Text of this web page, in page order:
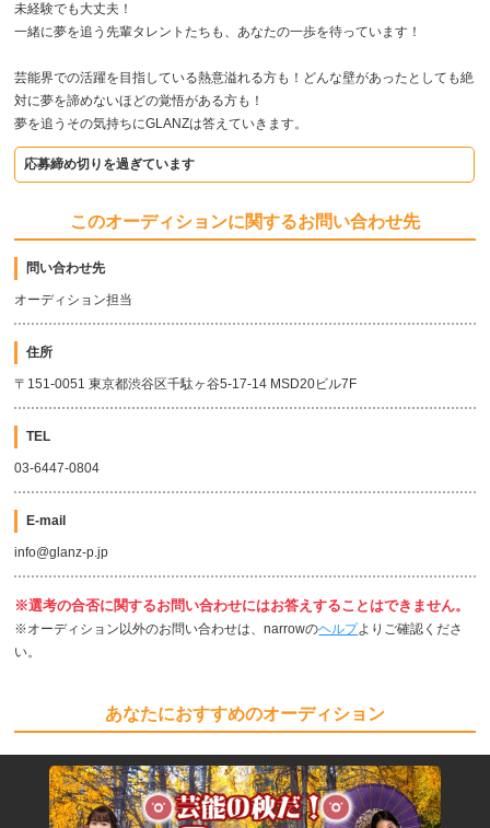
未経験でも大丈夫！
一緒に夢を追う先輩タレントたちも、あなたの一歩を待っています！
芸能界での活躍を目指している熱意溢れる方も！どんな壁があったとしても絶
対に夢を諦めないほどの覚悟がある方も！
夢を追うその気持ちにGLANZは答えていきます。
応募締め切りを過ぎています
このオーディションに関するお問い合わせ先
問い合わせ先
オーディション担当
住所
〒151-0051 東京都渋谷区千駄ヶ谷5-17-14 MSD20ビル7F
TEL
03-6447-0804
E-mail
info@glanz-p.jp
※選考の合否に関するお問い合わせにはお答えすることはできません。
※オーディション以外のお問い合わせは、narrowのヘルプよりご確認くださ
い。
あなたにおすすめのオーディション